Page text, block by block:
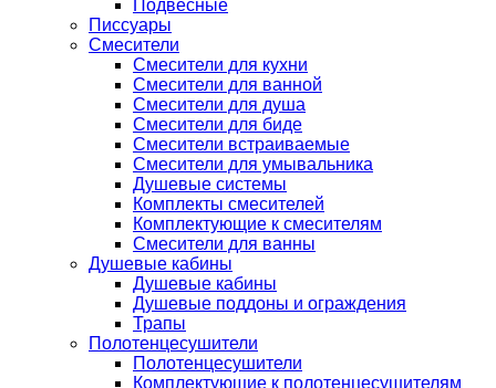
Подвесные
Писсуары
Смесители
Смесители для кухни
Смесители для ванной
Смесители для душа
Смесители для биде
Смесители встраиваемые
Смесители для умывальника
Душевые системы
Комплекты смесителей
Комплектующие к смесителям
Смесители для ванны
Душевые кабины
Душевые кабины
Душевые поддоны и ограждения
Трапы
Полотенцесушители
Полотенцесушители
Комплектующие к полотенцесушителям